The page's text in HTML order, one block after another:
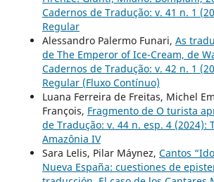
Cadernos de Tradução: v. 41 n. 1
Regular
Alessandro Palermo Funari, As
de The Emperor of Ice-Cream, de
Cadernos de Tradução: v. 42 n. 1
Regular (Fluxo Contínuo)
Luana Ferreira de Freitas, Michel
François, Fragmento de O turista
de Tradução: v. 44 n. esp. 4 (2024):
Amazônia IV
Sara Lelis, Pilar Máynez, Cantos
Nueva España: cuestiones de